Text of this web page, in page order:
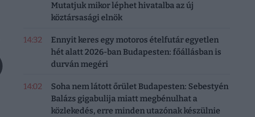
Mutatjuk mikor léphet hivatalba az új
köztársasági elnök
14:32
Ennyit keres egy motoros ételfutár egyetlen
hét alatt 2026-ban Budapesten: főállásban is
durván megéri
14:02
Soha nem látott őrület Budapesten: Sebestyén
Balázs gigabulija miatt megbénulhat a
közlekedés, erre minden utazónak készülnie